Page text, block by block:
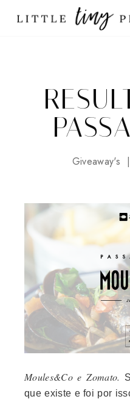
Giveaway's
Moules&Co e Zomato.
que existe e foi por